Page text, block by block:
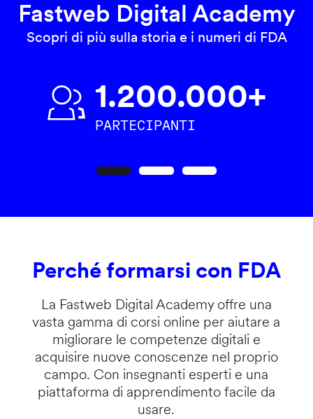
Fastweb Digital Academy
Scopri di più sulla storia e i numeri di FDA
1.200.000+
PARTECIPANTI
Perché formarsi con FDA
La Fastweb Digital Academy offre una
vasta gamma di corsi online per aiutare a
migliorare le competenze digitali e
acquisire nuove conoscenze nel proprio
campo. Con insegnanti esperti e una
piattaforma di apprendimento facile da
usare.